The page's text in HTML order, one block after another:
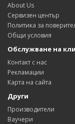
About Us
Сервизен център
Политика за
Общи условия
Обслужване на
Контакт с нас
Рекламации
Карта на сайта
Други
Производители
Ваучери